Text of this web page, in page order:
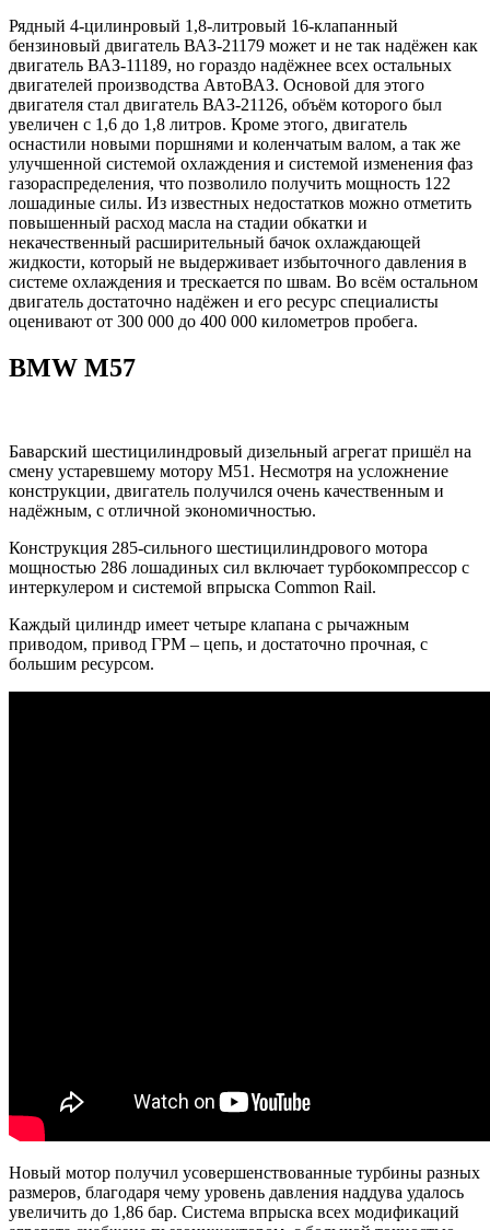
Рядный 4-цилинровый 1,8-литровый 16-клапанный
бензиновый двигатель ВАЗ-21179 может и не так надёжен как
двигатель ВАЗ-11189, но гораздо надёжнее всех остальных
двигателей производства АвтоВАЗ. Основой для этого
двигателя стал двигатель ВАЗ-21126, объём которого был
увеличен с 1,6 до 1,8 литров. Кроме этого, двигатель
оснастили новыми поршнями и коленчатым валом, а так же
улучшенной системой охлаждения и системой изменения фаз
газораспределения, что позволило получить мощность 122
лошадиные силы. Из известных недостатков можно отметить
повышенный расход масла на стадии обкатки и
некачественный расширительный бачок охлаждающей
жидкости, который не выдерживает избыточного давления в
системе охлаждения и трескается по швам. Во всём остальном
двигатель достаточно надёжен и его ресурс специалисты
оценивают от 300 000 до 400 000 километров пробега.
BMW M57
Баварский шестицилиндровый дизельный агрегат пришёл на
смену устаревшему мотору М51. Несмотря на усложнение
конструкции, двигатель получился очень качественным и
надёжным, с отличной экономичностью.
Конструкция 285-сильного шестицилиндрового мотора
мощностью 286 лошадиных сил включает турбокомпрессор с
интеркулером и системой впрыска Common Rail.
Каждый цилиндр имеет четыре клапана с рычажным
приводом, привод ГРМ – цепь, и достаточно прочная, с
большим ресурсом.
Новый мотор получил усовершенствованные турбины разных
размеров, благодаря чему уровень давления наддува удалось
увеличить до 1,86 бар. Система впрыска всех модификаций